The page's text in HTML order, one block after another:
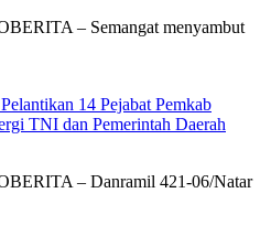
– Semangat menyambut
14 Pejabat Pemkab
TNI dan Pemerintah Daerah
– Danramil 421-06/Natar